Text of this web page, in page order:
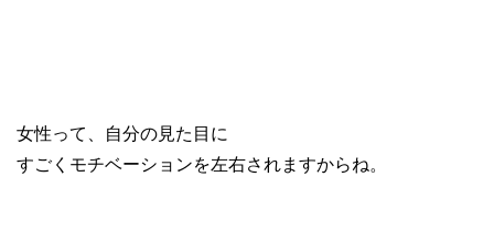
女性って、自分の見た目に
すごくモチベーションを左右されますからね。